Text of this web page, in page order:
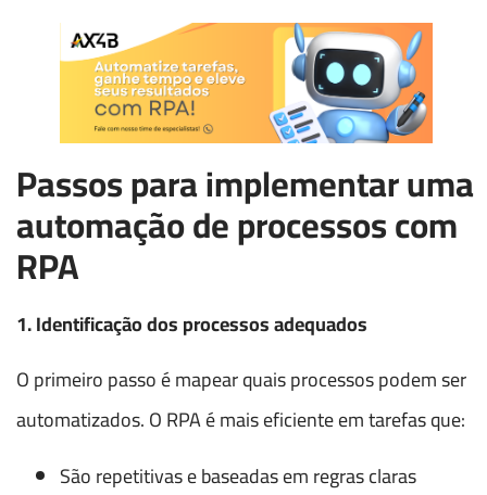
Passos para implementar uma
automação de processos com
RPA
1. Identificação dos processos adequados
O primeiro passo é mapear quais processos podem ser
automatizados. O RPA é mais eficiente em tarefas que:
São repetitivas e baseadas em regras claras